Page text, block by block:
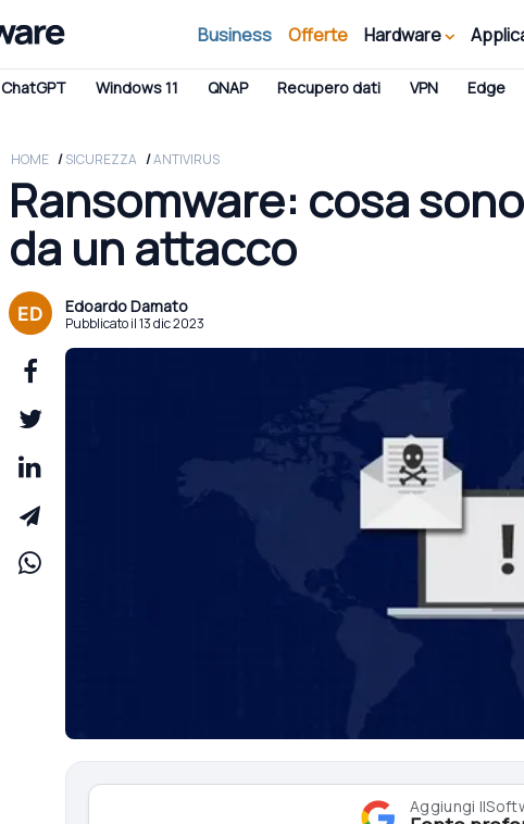
Business Offerte Hardware
ChatGPT Windows 11 QNAP Recupero dati VPN Edge
HOME SICUREZZA ANTIVIRUS
Ransomware: cosa
da un attacco
Edoardo Damato
Pubblicato il 13 dic 2023
Aggiungi